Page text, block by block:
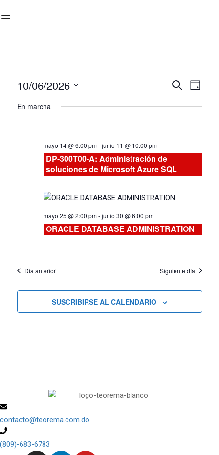
de
y
de
Cursos
BUSCAR
de
DÍA
10/06/2026
fecha.
En marcha
mayo 14 @ 6:00 pm-junio 11 @ 10:00 pm
DP-300T00-A: Administración de
soluciones de Microsoft Azure SQL
mayo 25 @ 2:00 pm-junio 30 @ 6:00 pm
ORACLE DATABASE ADMINISTRATION
Día anterior Siguiente día
SUSCRIBIRSE AL CALENDARIO
contacto@teorema.com.do
(809)-683-6783